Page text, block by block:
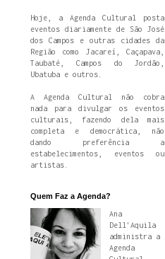
Hoje, a Agenda Cultural posta
eventos diariamente de São José
dos Campos e outras cidades da
Região como Jacareí, Caçapava,
Taubaté, Campos do Jordão,
Ubatuba e outros.
A Agenda Cultural não cobra
nada para divulgar os eventos
culturais, fazendo dela mais
completa e democrática, não
dando preferência a
estabelecimentos, eventos ou
artistas.
Quem Faz a Agenda?
Ana
Dell'Aquila
administra a
Agenda